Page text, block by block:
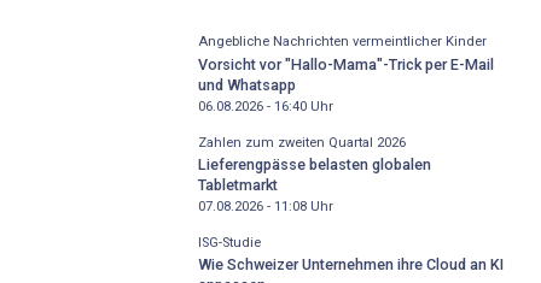
Angebliche Nachrichten vermeintlicher Kinder
Vorsicht vor "Hallo-Mama"-Trick per E-Mail
und Whatsapp
06.08.2026 - 16:40Uhr
Zahlen zum zweiten Quartal 2026
Lieferengpässe belasten globalen
Tabletmarkt
07.08.2026 - 11:08Uhr
ISG-Studie
Wie Schweizer Unternehmen ihre Cloud an KI